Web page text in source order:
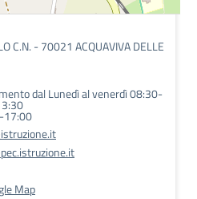
C.N. - 70021 ACQUAVIVA DELLE
dal Lunedì al venerdì 08:30-
17:00
Map